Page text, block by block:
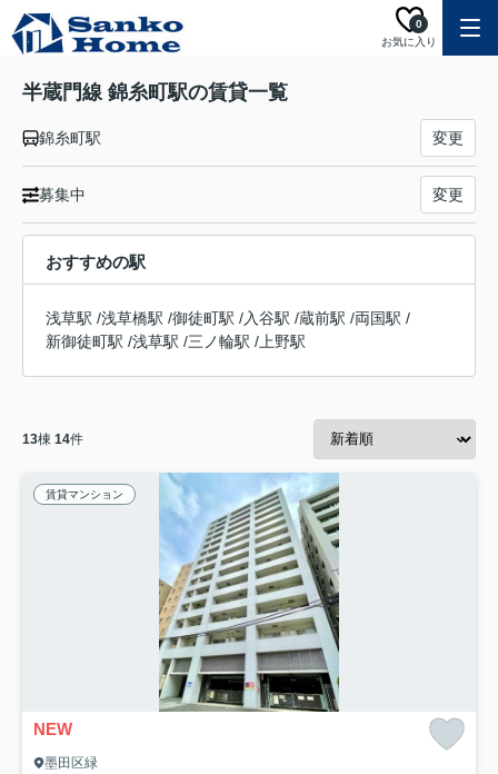
お気に入り
0
半蔵門線 錦糸町駅の賃貸一覧
錦糸町駅 変更
募集中 変更
おすすめの駅
浅草駅 /浅草橋駅 /御徒町駅 /入谷駅 /蔵前駅 /両国駅 /
新御徒町駅 /浅草駅 /三ノ輪駅 / 上野駅
13棟 14件
賃貸マンション
NEW
墨田区緑